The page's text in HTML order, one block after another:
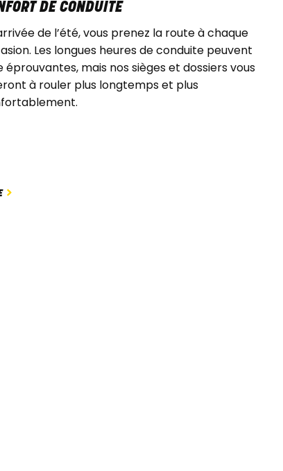
DE CONDUITE
de l’été, vous prenez la route à chaque
Les longues heures de conduite peuvent
éprouvantes, mais nos sièges et dossiers vous
à rouler plus longtemps et plus